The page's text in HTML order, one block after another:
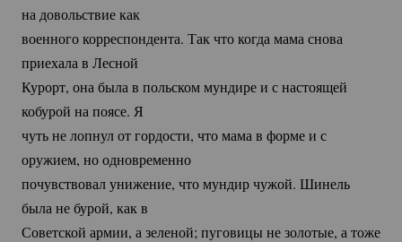
на довольствие как
военного корреспондента. Так что когда мама снова
приехала в Лесной
Курорт, она была в польском мундире и с настоящей
кобурой на поясе. Я
чуть не лопнул от гордости, что мама в форме и с
оружием, но одновременно
почувствовал унижение, что мундир чужой. Шинель
была не бурой, как в
Советской армии, а зеленой; пуговицы не золотые, а тоже